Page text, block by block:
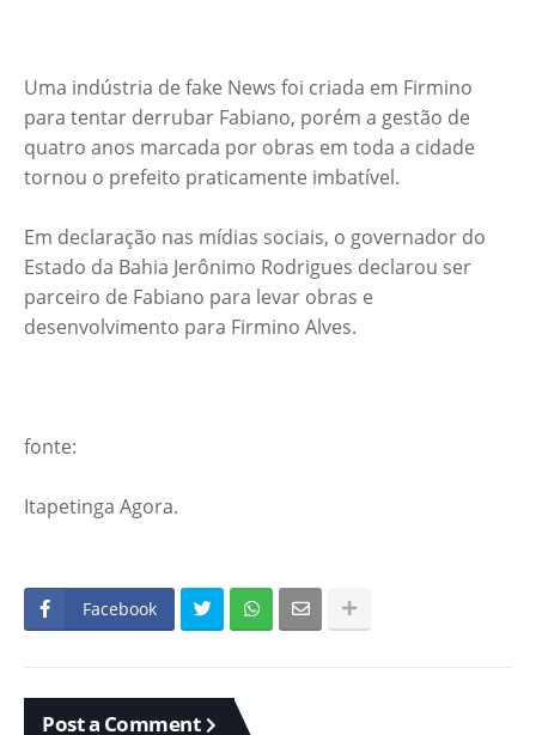
Uma indústria de fake News foi criada em Firmino
para tentar derrubar Fabiano, porém a gestão de
quatro anos marcada por obras em toda a cidade
tornou o prefeito praticamente imbatível.
Em declaração nas mídias sociais, o governador do
Estado da Bahia Jerônimo Rodrigues declarou ser
parceiro de Fabiano para levar obras e
desenvolvimento para Firmino Alves.
fonte:
Itapetinga Agora.
Facebook
Post a Comment